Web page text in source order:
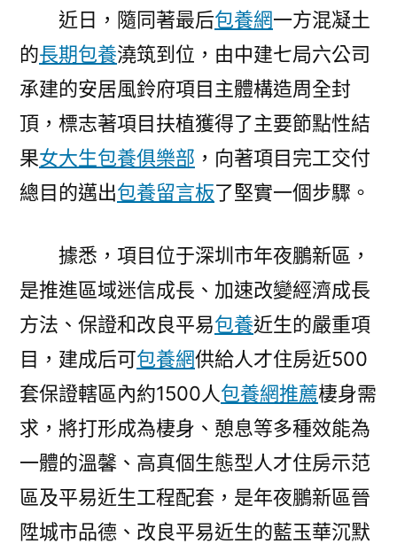
一
保
證
性
房
項
目
主
構
造
頂〉
近日，隨同著最后包養網一方混凝土
的長期包養澆筑到位，由中建七局六公司
承建的安居風鈴府項目主體構造周全封
頂，標志著項目扶植獲得了主要節點性結
果女大生包養俱樂部 ，向著項目完工交付
總目的邁出包養留言板了堅實一個步驟。
據悉，項目位于深圳市年夜鵬新區，
是推進區域迷信成長、加速改變經濟成長
方法、保證和改良平易包養近生的嚴重項
目，建成后可包養網供給人才住房近500
套保證轄區內約1500人包養網推薦棲身需
求，將打形成為棲身、憩息等多種效能為
一體的溫馨、高真個生態型人才住房示范
區及平易近生工程配套，是年夜鵬新區晉
陞城市品德、改良平易近生的藍玉華沉默